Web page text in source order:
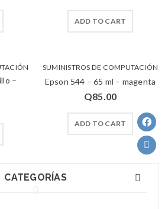
CATEGORÍAS
ADD TO CART
–
SUMINISTROS DE COMPUTACIÓN
Epson 544 – 65 ml – magenta
Q85.00
ADD TO CART